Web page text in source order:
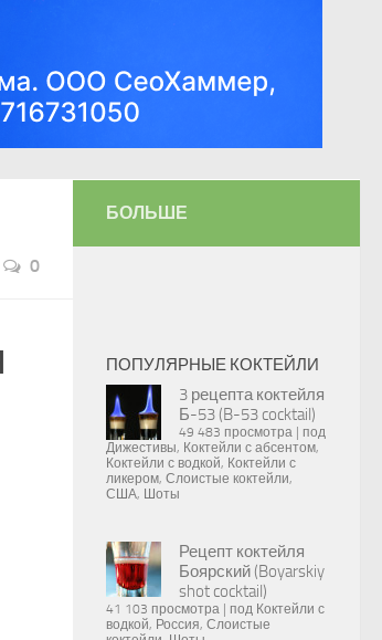
0
БОЛЬШЕ
ПОПУЛЯРНЫЕ КОКТЕЙЛИ
3 рецепта коктейля
Б-53 (B-53 cocktail)
49 483 просмотра
под
Дижестивы, Коктейли с абсентом,
Коктейли с водкой, Коктейли с
ликером, Слоистые коктейли,
США, Шоты
Рецепт коктейля
Боярский (Boyarskiy
shot cocktail)
41 103 просмотра под Коктейли с
водкой, Россия, Слоистые